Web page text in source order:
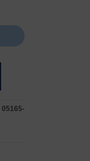
05165-